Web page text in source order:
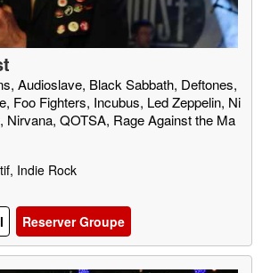
Audioslave, Black Sabbath, Deftones,
Foo Fighters, Incubus, Led Zeppelin, Ni
Nirvana, QOTSA, Rage Against the Ma
Royal Blood, SOAD, Soundgarden, T
Indie Rock
Reserver Groupe